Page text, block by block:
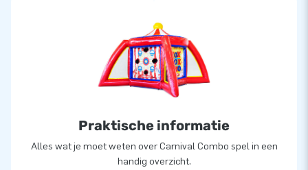
Praktische informatie
Alles wat je moet weten over Carnival Combo spel in een
handig overzicht.